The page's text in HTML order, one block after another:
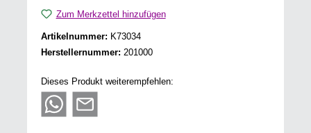
Zum Merkzettel hinzufügen
Artikelnummer: K73034
Herstellernummer: 201000
Dieses Produkt weiterempfehlen: